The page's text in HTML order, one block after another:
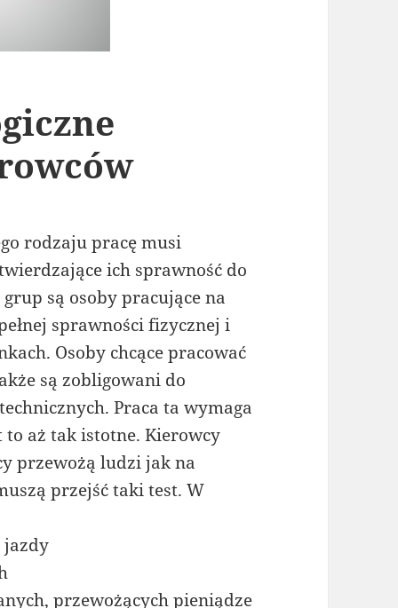
rodzaju pracę musi
ich sprawność do
są osoby pracujące na
sprawności fizycznej i
Osoby chcące pracować
są zobligowani do
Praca ta wymaga
aż tak istotne. Kierowcy
przewożą ludzi jak na
przejść taki test. W
jazdy
przewożących pieniądze